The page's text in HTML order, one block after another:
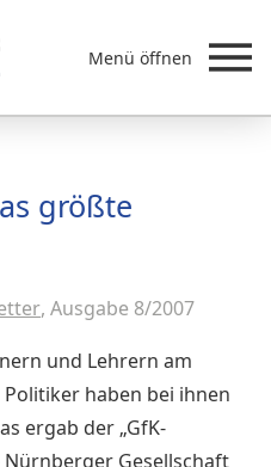
Menü öffnen
größte
, Ausgabe 8/2007
und Lehrern am
haben bei ihnen
ergab der „GfK-
Nürnberger Gesellschaft